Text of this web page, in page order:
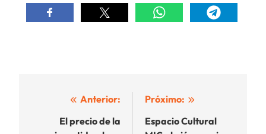
Navegación
Anterior:
El precio de la
Próximo:
Espacio Cultural